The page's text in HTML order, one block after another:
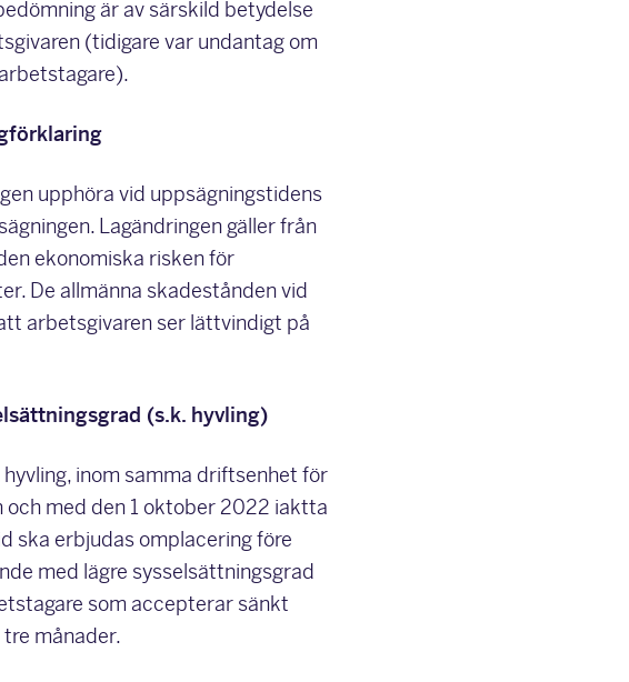
är av särskild betydelse
(tidigare var undantag om
upphöra vid uppsägningstidens
Lagändringen gäller från
ekonomiska risken för
De allmänna skadestånden vid
arbetsgivaren ser lättvindigt på
(s.k. hyvling)
inom samma driftsenhet för
med den 1 oktober 2022 iaktta
ska erbjudas omplacering före
med lägre sysselsättningsgrad
som accepterar sänkt
månader.